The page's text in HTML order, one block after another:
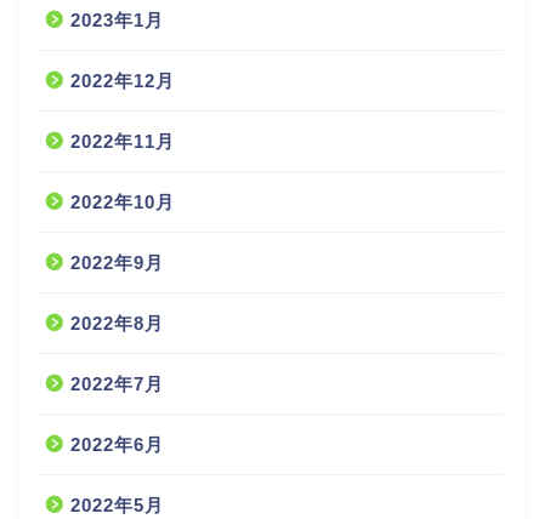
2023年1月
2022年12月
2022年11月
2022年10月
2022年9月
2022年8月
2022年7月
2022年6月
2022年5月